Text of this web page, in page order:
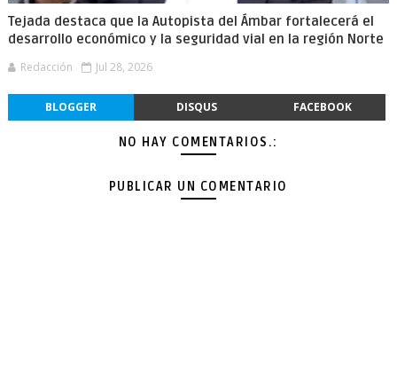
Tejada destaca que la Autopista del Ámbar fortalecerá el
desarrollo económico y la seguridad vial en la región Norte
Redacción Jul 28, 2026
BLOGGER DISQUS FACEBOOK
NO HAY COMENTARIOS.:
PUBLICAR UN COMENTARIO